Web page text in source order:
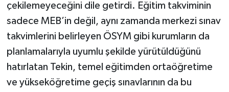
çekilemeyeceğini dile getirdi. Eğitim takviminin
sadece MEB’in değil, aynı zamanda merkezi sınav
takvimlerini belirleyen ÖSYM gibi kurumların da
planlamalarıyla uyumlu şekilde yürütüldüğünü
hatırlatan Tekin, temel eğitimden ortaöğretime
ve yükseköğretime geçiş sınavlarının da bu